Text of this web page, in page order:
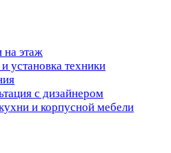
этаж
установка техники
с дизайнером
и корпусной мебели